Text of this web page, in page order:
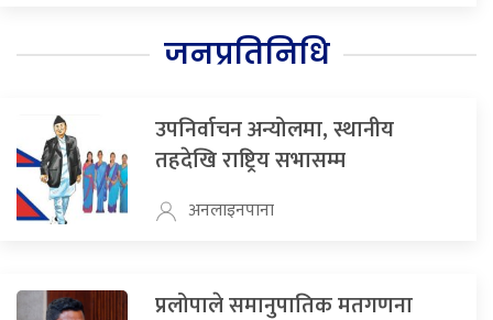
जनप्रतिनिधि
उपनिर्वाचन अन्योलमा, स्थानीय
तहदेखि राष्ट्रिय सभासम्म
अनलाइनपाना
प्रलोपाले समानुपातिक मतगणना